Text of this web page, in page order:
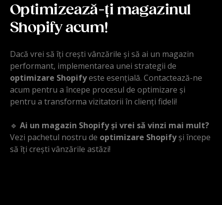
Optimizează-ți magazinul
Shopify acum!
Dacă vrei să îți crești vânzările și să ai un magazin
performant, implementarea unei strategii de
optimizare Shopifyeste esențială. Contactează-ne
acum pentru a începe procesul de optimizare și
pentru a transforma vizitatorii în clienți fideli!
🔹 Ai un magazin Shopify și vrei să vinzi mai mult?
Vezi pachetul nostru de optimizare Shopifyși începe
să îți crești vânzările astăzi!